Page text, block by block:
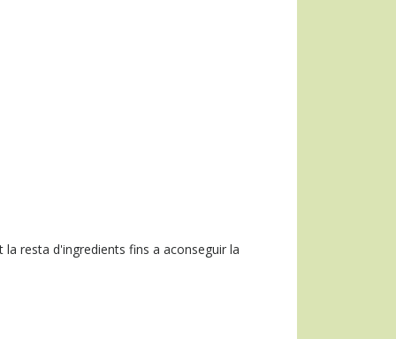
resta d'ingredients fins a aconseguir la